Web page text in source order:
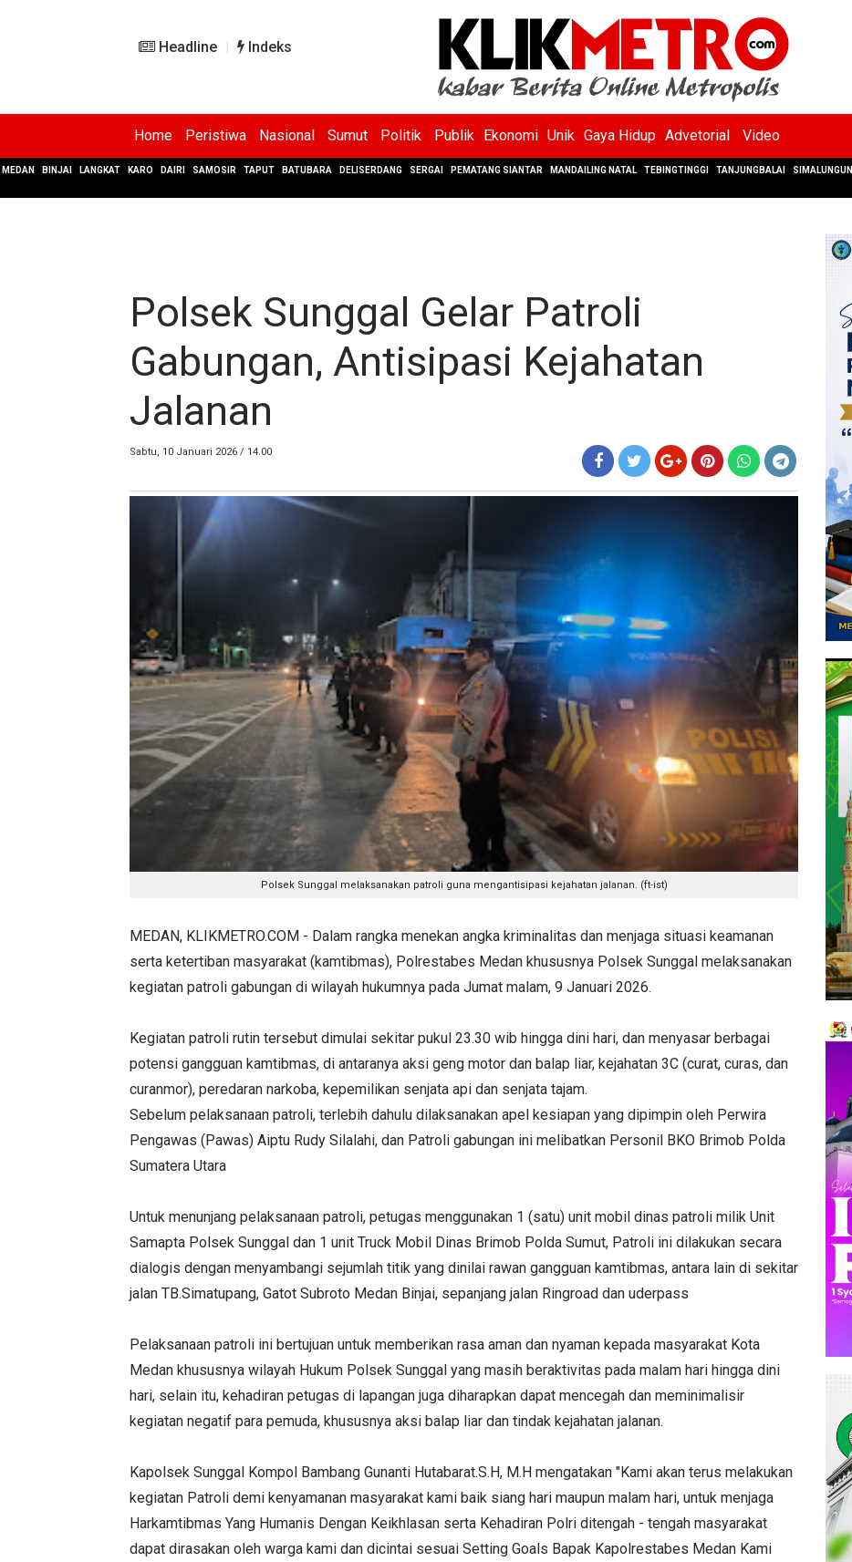
Headline Indeks
Home Peristiwa Nasional Sumut Politik Publik Ekonomi Unik Gaya Hidup Advetorial Video
MEDAN BINJAI LANGKAT KARO DAIRI SAMOSIR TAPUT BATUBARA DELISERDANG SERGAI PEMATANG SIANTAR MANDAILING NATAL TEBINGTINGGI TANJUNGBALAI SIMALUNGUN
Polsek Sunggal Gelar Patroli
Gabungan, Antisipasi Kejahatan
Jalanan
Sabtu, 10 Januari 2026 / 14.00
Polsek Sunggal melaksanakan patroli guna mengantisipasi kejahatan jalanan. (ft-ist)
MEDAN, KLIKMETRO.COM - Dalam rangka menekan angka kriminalitas dan menjaga situasi keamanan
serta ketertiban masyarakat (kamtibmas), Polrestabes Medan khususnya Polsek Sunggal melaksanakan
kegiatan patroli gabungan di wilayah hukumnya pada Jumat malam, 9 Januari 2026.
Kegiatan patroli rutin tersebut dimulai sekitar pukul 23.30 wib hingga dini hari, dan menyasar berbagai
potensi gangguan kamtibmas, di antaranya aksi geng motor dan balap liar, kejahatan 3C (curat, curas, dan
curanmor), peredaran narkoba, kepemilikan senjata api dan senjata tajam.
Sebelum pelaksanaan patroli, terlebih dahulu dilaksanakan apel kesiapan yang dipimpin oleh Perwira
Pengawas (Pawas) Aiptu Rudy Silalahi, dan Patroli gabungan ini melibatkan Personil BKO Brimob Polda
Sumatera Utara
Untuk menunjang pelaksanaan patroli, petugas menggunakan 1 (satu) unit mobil dinas patroli milik Unit
Samapta Polsek Sunggal dan 1 unit Truck Mobil Dinas Brimob Polda Sumut, Patroli ini dilakukan secara
dialogis dengan menyambangi sejumlah titik yang dinilai rawan gangguan kamtibmas, antara lain di sekitar
jalan TB.Simatupang, Gatot Subroto Medan Binjai, sepanjang jalan Ringroad dan uderpass
Pelaksanaan patroli ini bertujuan untuk memberikan rasa aman dan nyaman kepada masyarakat Kota
Medan khususnya wilayah Hukum Polsek Sunggal yang masih beraktivitas pada malam hari hingga dini
hari, selain itu, kehadiran petugas di lapangan juga diharapkan dapat mencegah dan meminimalisir
kegiatan negatif para pemuda, khususnya aksi balap liar dan tindak kejahatan jalanan.
Kapolsek Sunggal Kompol Bambang Gunanti Hutabarat.S.H, M.H mengatakan "Kami akan terus melakukan
kegiatan Patroli demi kenyamanan masyarakat kami baik siang hari maupun malam hari, untuk menjaga
Harkamtibmas Yang Humanis Dengan Keikhlasan serta Kehadiran Polri ditengah - tengah masyarakat
dapat dirasakan oleh warga kami dan dicintai sesuai Setting Goals Bapak Kapolrestabes Medan Kami